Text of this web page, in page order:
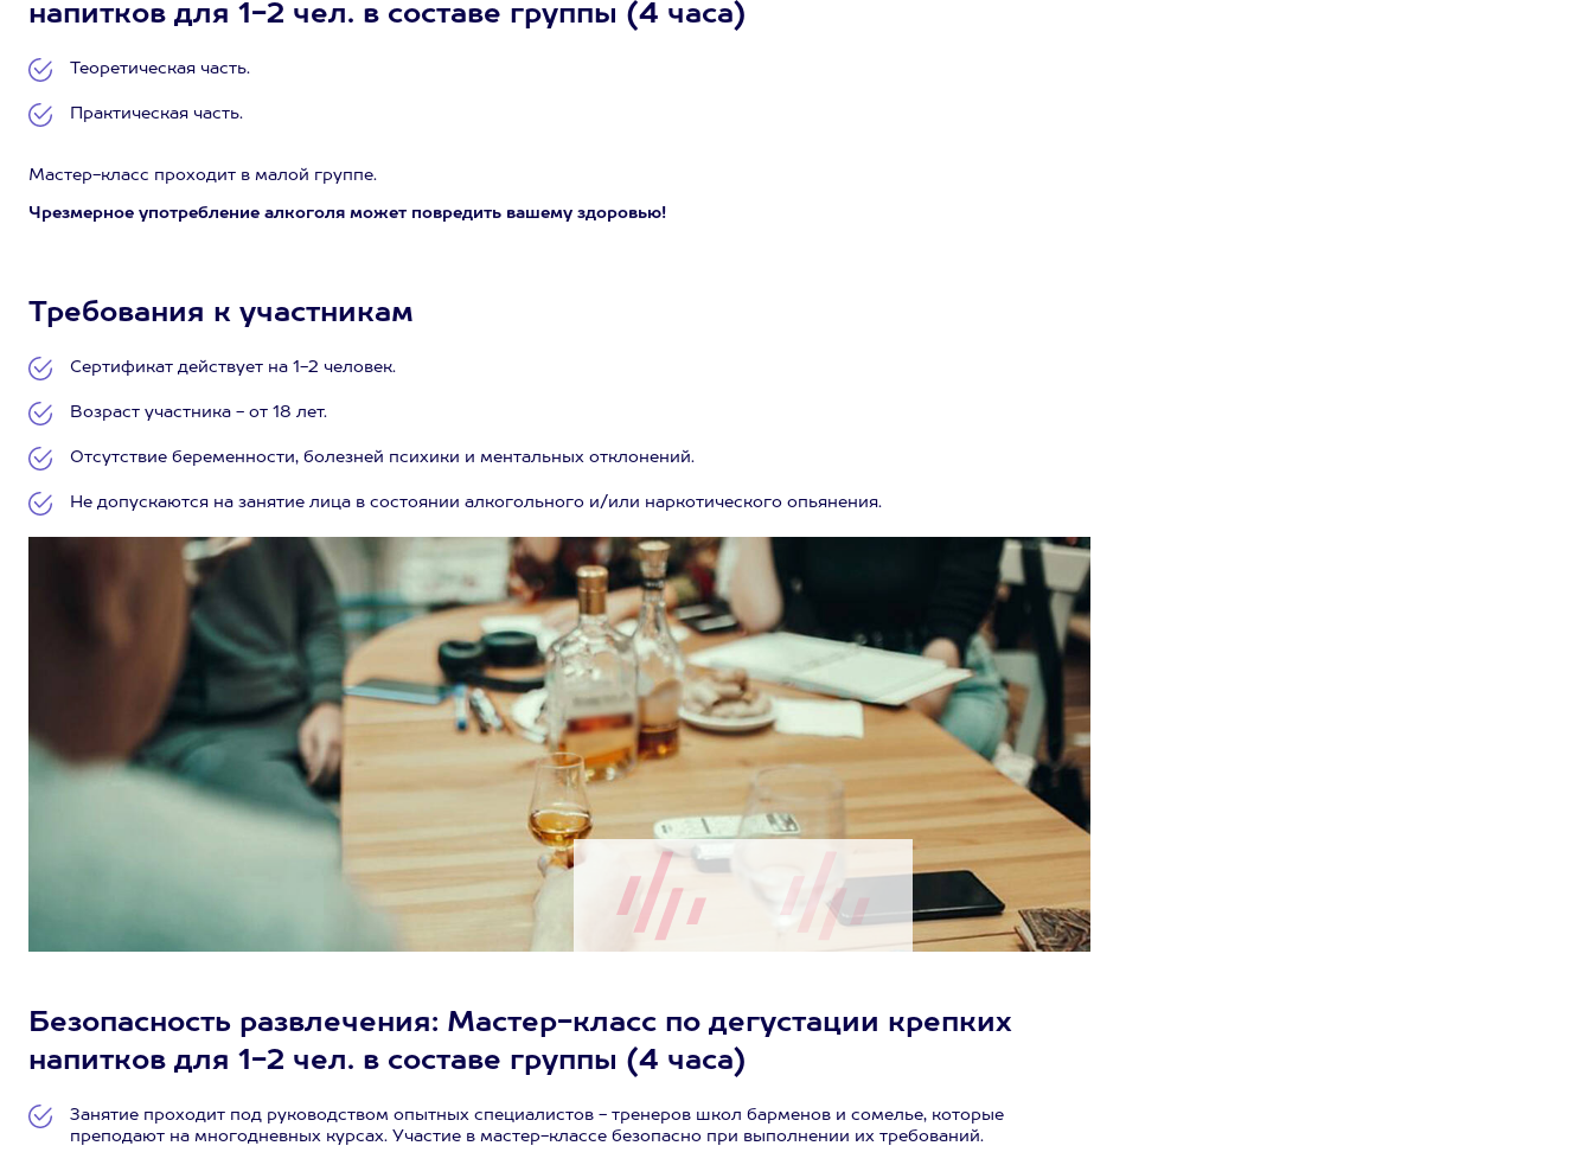
напитков для 1-2 чел. в составе группы (4 часа)
Теоретическая часть.
Практическая часть.
Мастер-класс проходит в малой группе.
Чрезмерное употребление алкоголя может повредить вашему здоровью!
Требования к участникам
Сертификат действует на 1-2 человек.
Возраст участника - от 18 лет.
Отсутствие беременности, болезней психики и ментальных отклонений.
Не допускаются на занятие лица в состоянии алкогольного и/или наркотического опьянения.
Безопасность развлечения: Мастер-класс по дегустации крепких
напитков для 1-2 чел. в составе группы (4 часа)
Занятие проходит под руководством опытных специалистов - тренеров школ барменов и сомелье, которые
преподают на многодневных курсах. Участие в мастер-классе безопасно при выполнении их требований.